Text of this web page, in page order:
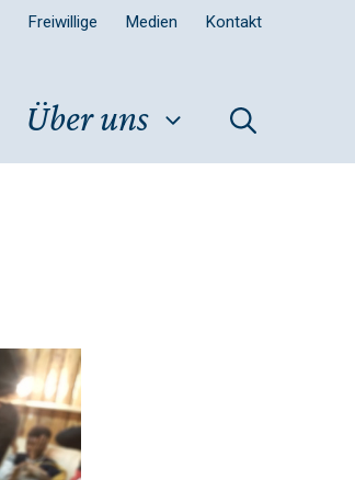
Freiwillige Medien Kontakt
Über uns